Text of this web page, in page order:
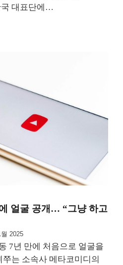
국 대표단에…
얼굴 공개… “그냥 하고
2025
7년 만에 처음으로 얼굴을
는 소속사 메타코미디의